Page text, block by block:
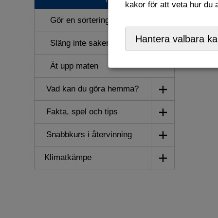
Gör en sorteringsstation
Släng inte saker i onödan
Ät upp maten
Vad kan du göra hemma?
Visa/dölj
undermeny
Fakta, spel och tips
Visa/dölj
undermeny
Snabbkurs i återvinning
Visa/dölj
undermeny
Klimatkämpe
Visa/dölj
undermeny
kakor för att veta hur du
Hantera valbara